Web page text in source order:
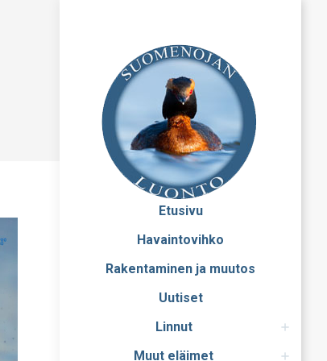
Etusivu
Havaintovihko
Rakentaminen ja muutos
Uutiset
Linnut
Muut eläimet